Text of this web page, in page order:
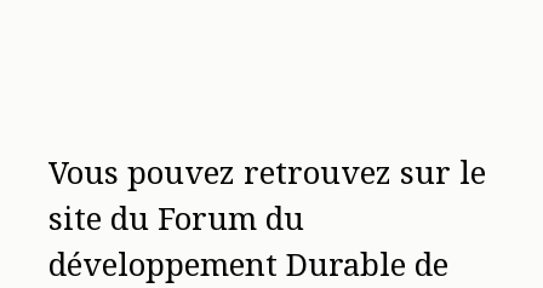
Vous pouvez retrouvez sur le
site du Forum du
développement Durable de